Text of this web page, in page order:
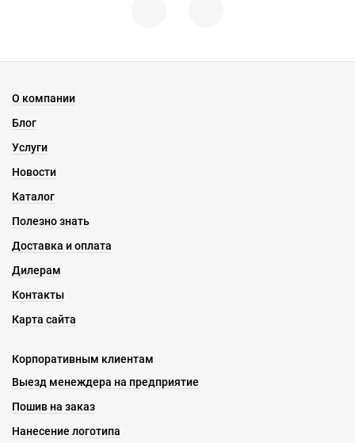
О компании
Блог
Услуги
Новости
Каталог
Полезно знать
Доставка и оплата
Дилерам
Контакты
Карта сайта
Корпоративным клиентам
Выезд менеждера на предприятие
Пошив на заказ
Нанесение логотипа